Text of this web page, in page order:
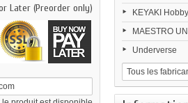
Later (Preorder only)
KEYAKI Hobby
MAESTRO
Underverse
Tous les